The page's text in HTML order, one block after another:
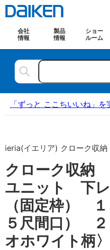
会社
情報
製品
情報
ショー
ルーム
「ずっと ここちいいね」
ieria(イエリア) クローク収納
クローク収
ユニット 下レ
（固定枠） １
５尺間口）
オホワイト柄〉